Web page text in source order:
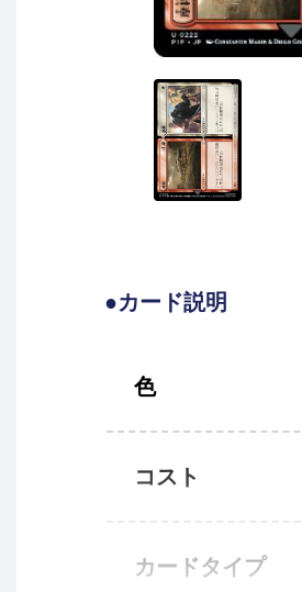
●カード説明
色
コスト
カードタイプ